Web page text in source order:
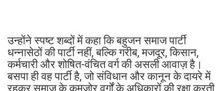
उन्होंने स्पष्ट शब्दों में कहा कि बहुजन समाज पार्टी
धन्नासेठों की पार्टी नहीं, बल्कि गरीब, मजदूर, किसान,
कर्मचारी और शोषित-वंचित वर्ग की असली आवाज़ है।
बसपा ही वह पार्टी है, जो संविधान और कानून के दायरे में
रहकर समाज के कमजोर वर्गों के अधिकारों की रक्षा करती